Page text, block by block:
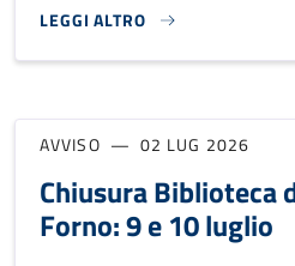
LEGGI ALTRO
APERTURA STRAORDINARIA
AVVISO 02 LUG 2026
Chiusura Biblioteca
Forno: 9 e 10 luglio